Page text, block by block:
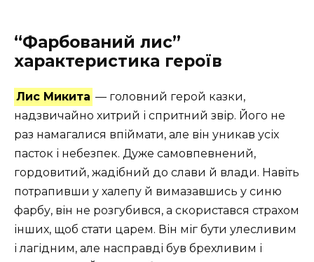
“Фарбований лис”
характеристика героїв
Лис Микита — головний герой казки,
надзвичайно хитрий і спритний звір. Його не
раз намагалися впіймати, але він уникав усіх
пасток і небезпек. Дуже самовпевнений,
гордовитий, жадібний до слави й влади. Навіть
потрапивши у халепу й вимазавшись у синю
фарбу, він не розгубився, а скористався страхом
інших, щоб стати царем. Він міг бути улесливим
і лагідним, але насправді був брехливим і